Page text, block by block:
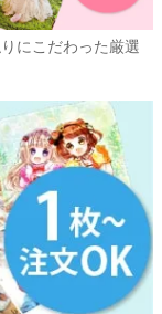
にこだわった厳選